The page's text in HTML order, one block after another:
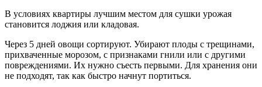
В условиях квартиры лучшим местом для сушки урожая
становится лоджия или кладовая.
Через 5 дней овощи сортируют. Убирают плоды с трещинами,
прихваченные морозом, с признаками гнили или с другими
повреждениями. Их нужно съесть первыми. Для хранения они
не подходят, так как быстро начнут портиться.